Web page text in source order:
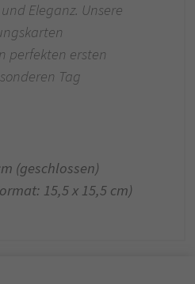
Eleganz. Unsere
perfekten ersten
Tag
(geschlossen)
15,5 x 15,5 cm)